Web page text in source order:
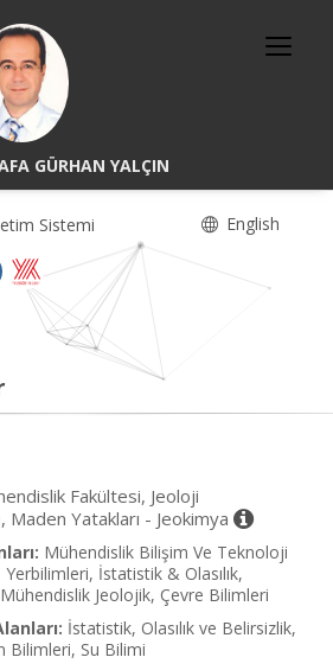
GÜRHAN YALÇIN
Sistemi English
Fakültesi, Jeoloji
Maden Yatakları - Jeokimya
Mühendislik Bilişim Ve Teknoloji
İstatistik & Olasılık,
Jeolojik, Çevre Bilimleri
İstatistik, Olasılık ve Belirsizlik,
Bilimleri, Su Bilimi